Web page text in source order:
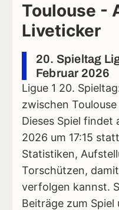
Toulouse -
Liveticker
20. Spieltag
Februar 2026
Ligue 1 20.
zwischen
Dieses Spiel findet
2026 um 17:15
Statistiken,
Torschützen,
verfolgen kannst.
Beiträge zum